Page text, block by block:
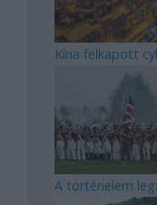
Kína felkapott
A történelem